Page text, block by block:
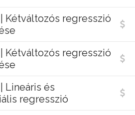
Kétváltozós regresszió
Kétváltozós regresszió
Lineáris és
regresszió